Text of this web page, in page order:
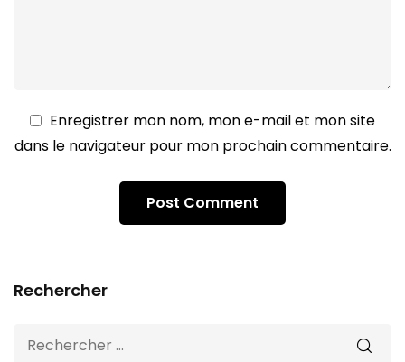
Enregistrer mon nom, mon e-mail et mon site
dans le navigateur pour mon prochain commentaire.
Rechercher